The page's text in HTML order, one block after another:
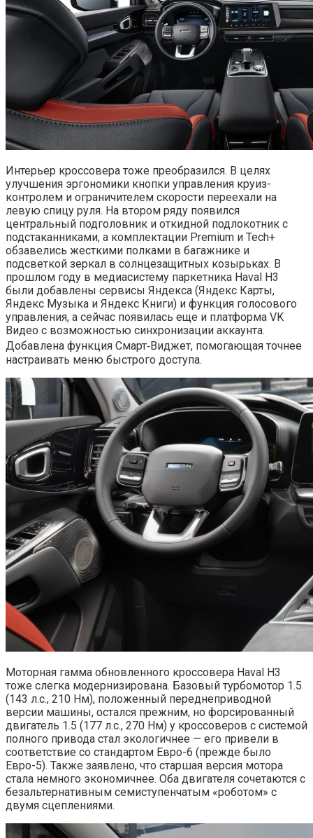
Интерьер кроссовера тоже преобразился. В целях
улучшения эргономики кнопки управления круиз-
контролем и ограничителем скорости переехали на
левую спицу руля. На втором ряду появился
центральный подголовник и откидной подлокотник с
подстаканниками, а комплектации Premium и Tech+
обзавелись жесткими полками в багажнике и
подсветкой зеркал в солнцезащитных козырьках. В
прошлом году в медиасистему паркетника Haval H3
были добавлены сервисы Яндекса (Яндекс Карты,
Яндекс Музыка и Яндекс Книги) и функция голосового
управления, а сейчас появилась еще и платформа VK
Видео с возможностью синхронизации аккаунта.
Добавлена функция Смарт‑Виджет, помогающая точнее
настраивать меню быстрого доступа.
Моторная гамма обновленного кроссовера Haval H3
тоже слегка модернизирована. Базовый турбомотор 1.5
(143 л.с., 210 Нм), положенный переднеприводной
версии машины, остался прежним, но форсированный
двигатель 1.5 (177 л.с., 270 Нм) у кроссоверов с системой
полного привода стал экологичнее — его привели в
соответствие со стандартом Евро-6 (прежде было
Евро-5). Также заявлено, что старшая версия мотора
стала немного экономичнее. Оба двигателя сочетаются с
безальтернативным семиступенчатым «роботом» с
двумя сцеплениями.